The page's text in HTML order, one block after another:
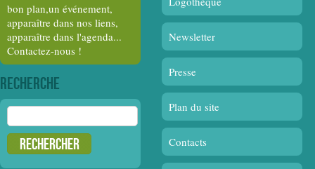
bon plan,un événement,
apparaître dans nos liens,
apparaître dans l'agenda...
Contactez-nous !
Recherche
Rechercher :
Newsletter
Presse
Plan du site
Contacts